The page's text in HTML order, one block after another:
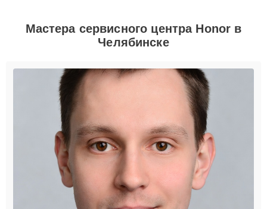
Мастера сервисного центра Honor в
Челябинске